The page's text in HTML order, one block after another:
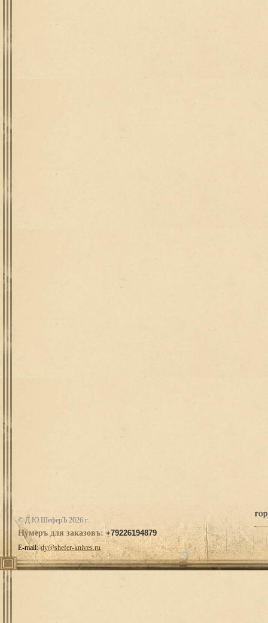
© Д.Ю.ШеферЪ 2026 г.
Нумеръ для заказовъ: +79226194879
E-mail: dy@shefer-knives.ru